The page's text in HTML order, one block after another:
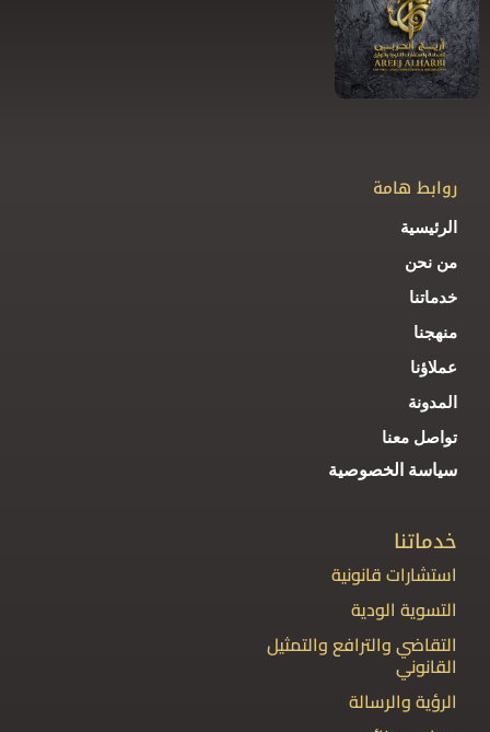
روابط هامة
الرئيسية
من نحن
خدماتنا
منهجنا
عملاؤنا
المدونة
تواصل معنا
سياسة الخصوصية
خدماتنا
استشارات قانونية
التسوية الودية
التقاضي والترافع والتمثيل
القانوني
الرؤية والرسالة